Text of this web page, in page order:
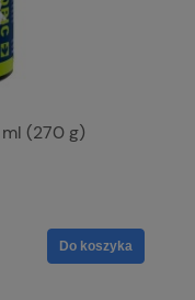
(270 g)
Do koszyka